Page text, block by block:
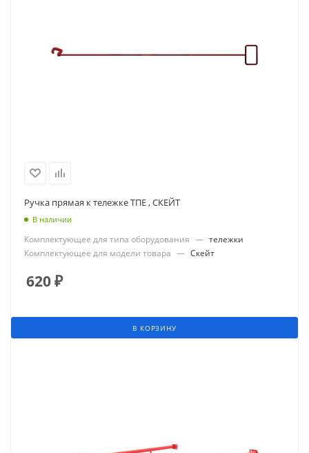
Ручка прямая к тележке ТПЕ , СКЕЙТ
В наличии
Комплектующее для типа оборудования — тележки
Комплектующее для модели товара — Скейт
620₽
В КОРЗИНУ